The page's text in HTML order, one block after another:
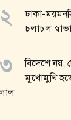
ঢাকা-
চলাচল
বিদেশে নয়,
মুখোমুখি হতে